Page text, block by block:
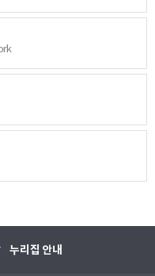
누리집 안내